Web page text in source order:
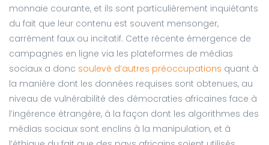
monnaie courante, et ils sont particulièrement inquiétants
du fait que leur contenu est souvent mensonger,
carrément faux ou incitatif. Cette récente émergence de
campagnes en ligne via les plateformes de médias
sociaux a donc soulevé d’autres préoccupations quant à
la manière dont les données requises sont obtenues, au
niveau de vulnérabilité des démocraties africaines face à
l’ingérence étrangère, à la façon dont les algorithmes des
médias sociaux sont enclins à la manipulation, et à